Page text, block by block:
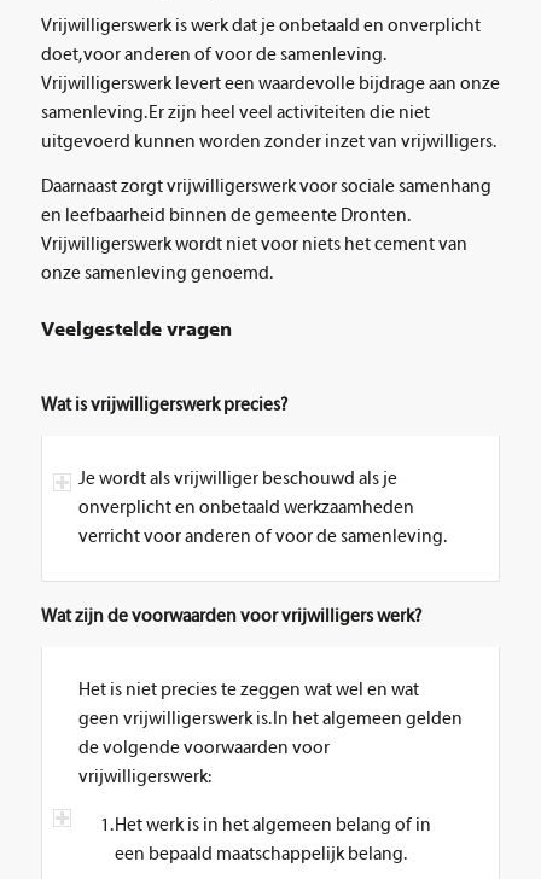
Vrijwilligerswerk is werk dat je onbetaald en onverplicht
doet, voor anderen of voor de samenleving.
Vrijwilligerswerk levert een waardevolle bijdrage aan onze
samenleving. Er zijn heel veel activiteiten die niet
uitgevoerd kunnen worden zonder inzet van vrijwilligers.
Daarnaast zorgt vrijwilligerswerk voor sociale samenhang
en leefbaarheid binnen de gemeente Dronten.
Vrijwilligerswerk wordt niet voor niets het cement van
onze samenleving genoemd.
Veelgestelde vragen
Wat is vrijwilligerswerk precies?
Je wordt als vrijwilliger beschouwd als je
onverplicht en onbetaald werkzaamheden
verricht voor anderen of voor de samenleving.
Wat zijn de voorwaarden voor vrijwilligers werk?
Het is niet precies te zeggen wat wel en wat
geen vrijwilligerswerk is. In het algemeen gelden
de volgende voorwaarden voor
vrijwilligerswerk:
Het werk is in het algemeen belang of in
een bepaald maatschappelijk belang.